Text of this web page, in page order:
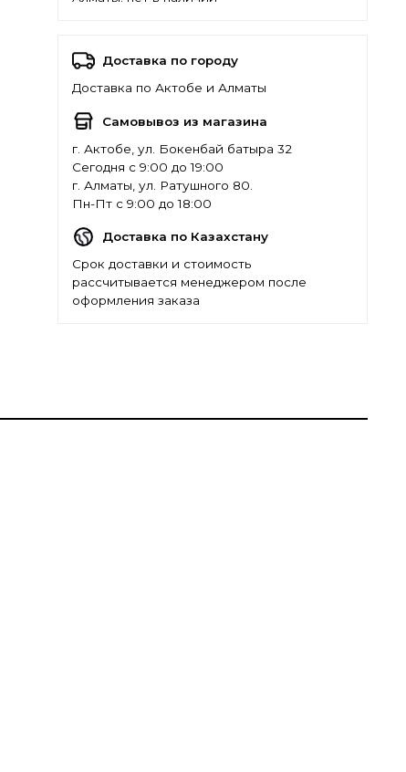
Доставка по городу
Доставка по Актобе и Алматы
Самовывоз из магазина
г. Актобе, ул. Бокенбай батыра 32
Сегодня с 9:00 до 19:00
г. Алматы, ул. Ратушного 80.
Пн-Пт с 9:00 до 18:00
Доставка по Казахстану
Срок доставки и стоимость
рассчитывается менеджером после
оформления заказа